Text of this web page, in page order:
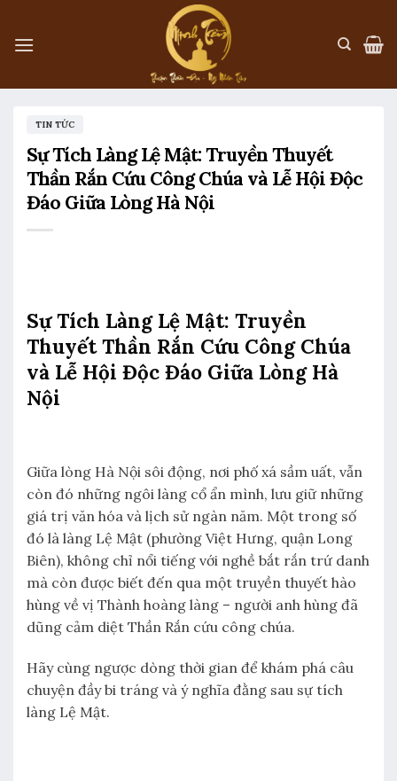
content
TIN TỨC
Sự Tích Làng Lệ Mật: Truyền Thuyết
Thần Rắn Cứu Công Chúa và Lễ Hội Độc
Đáo Giữa Lòng Hà Nội
Sự Tích Làng Lệ Mật: Truyền
Thuyết Thần Rắn Cứu Công Chúa
và Lễ Hội Độc Đáo Giữa Lòng Hà
Nội
Giữa lòng Hà Nội sôi động, nơi phố xá sầm uất, vẫn
còn đó những ngôi làng cổ ẩn mình, lưu giữ những
giá trị văn hóa và lịch sử ngàn năm. Một trong số
đó là làng Lệ Mật (phường Việt Hưng, quận Long
Biên), không chỉ nổi tiếng với nghề bắt rắn trứ danh
mà còn được biết đến qua một truyền thuyết hào
hùng về vị Thành hoàng làng – người anh hùng đã
dũng cảm diệt Thần Rắn cứu công chúa.
Hãy cùng ngược dòng thời gian để khám phá câu
chuyện đầy bi tráng và ý nghĩa đằng sau sự tích
làng Lệ Mật.